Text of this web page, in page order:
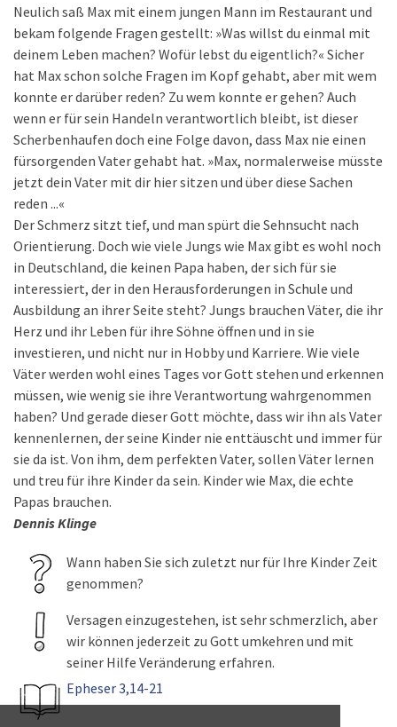
Neulich saß Max mit einem jungen Mann im Restaurant und
bekam folgende Fragen gestellt: »Was willst du einmal mit
deinem Leben machen? Wofür lebst du eigentlich?« Sicher
hat Max schon solche Fragen im Kopf gehabt, aber mit wem
konnte er darüber reden? Zu wem konnte er gehen? Auch
wenn er für sein Handeln verantwortlich bleibt, ist dieser
Scherbenhaufen doch eine Folge davon, dass Max nie einen
fürsorgenden Vater gehabt hat. »Max, normalerweise müsste
jetzt dein Vater mit dir hier sitzen und über diese Sachen
reden ...«
Der Schmerz sitzt tief, und man spürt die Sehnsucht nach
Orientierung. Doch wie viele Jungs wie Max gibt es wohl noch
in Deutschland, die keinen Papa haben, der sich für sie
interessiert, der in den Herausforderungen in Schule und
Ausbildung an ihrer Seite steht? Jungs brauchen Väter, die ihr
Herz und ihr Leben für ihre Söhne öffnen und in sie
investieren, und nicht nur in Hobby und Karriere. Wie viele
Väter werden wohl eines Tages vor Gott stehen und erkennen
müssen, wie wenig sie ihre Verantwortung wahrgenommen
haben? Und gerade dieser Gott möchte, dass wir ihn als Vater
kennenlernen, der seine Kinder nie enttäuscht und immer für
sie da ist. Von ihm, dem perfekten Vater, sollen Väter lernen
und treu für ihre Kinder da sein. Kinder wie Max, die echte
Papas brauchen.
Dennis Klinge
Wann haben Sie sich zuletzt nur für Ihre Kinder Zeit
genommen?
Versagen einzugestehen, ist sehr schmerzlich, aber
wir können jederzeit zu Gott umkehren und mit
seiner Hilfe Veränderung erfahren.
Epheser 3,14-21